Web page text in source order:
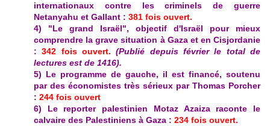
internationaux contre les criminels de guerre
Netanyahu et Gallant : 381 fois ouvert.
4) "Le grand Israël", objectif d'Israël pour mieux
comprendre la grave situation à Gaza et en Cisjordanie
:342 fois ouvert.(Publié depuis février le total de
lectures est de 1416).
5) Le programme de gauche, il est financé, soutenu
par des économistes très sérieux par Thomas Porcher
: 244 fois ouvert
6) Le reporter palestinien Motaz Azaiza raconte le
calvaire des Palestiniens à Gaza : 234 fois ouvert.